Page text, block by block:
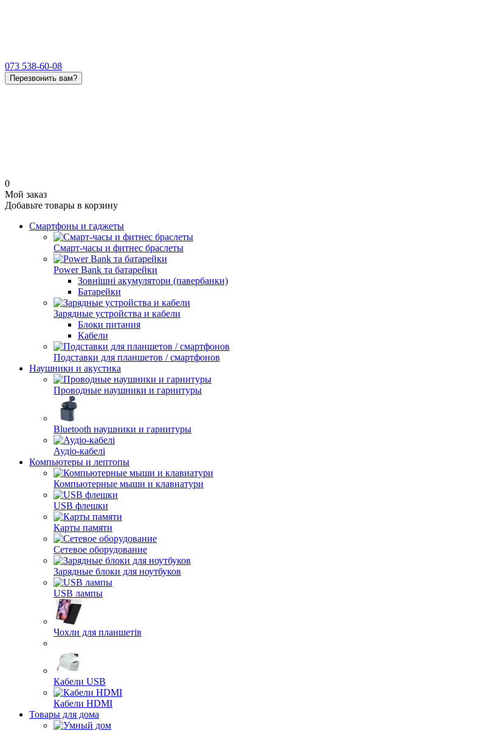
073 538-60-08
Перезвонить вам?
0
Мой заказ
Добавьте товары в корзину
Смартфоны и гаджеты
Смарт-часы и фитнес браслеты
Power Bank та батарейки
Зовнішні акумулятори (павербанки)
Батарейки
Зарядные устройства и кабели
Блоки питания
Кабели
Подставки для планшетов / смартфонов
Наушники и акустика
Проводные наушники и гарнитуры
Bluetooth наушники и гарнитуры
Аудіо-кабелі
Компьютеры и лептопы
Компьютерные мыши и клавиатури
USB флешки
Карты памяти
Сетевое оборудование
Зарядные блоки для ноутбуков
USB лампы
Чохли для планшетів
Кабели USB
Кабели HDMI
Товары для дома